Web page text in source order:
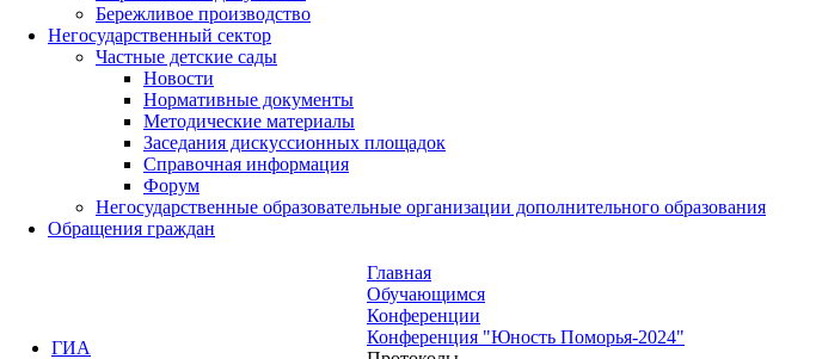
Бережливое производство
Негосударственный сектор
Частные детские сады
Новости
Нормативные документы
Методические материалы
Заседания дискуссионных площадок
Справочная информация
Форум
Негосударственные образовательные организации дополнительного образования
Обращения граждан
ГИА
Главная
Обучающимся
Конференции
Конференция "Юность Поморья-2024"